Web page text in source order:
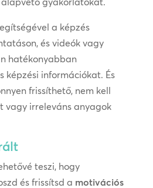
a képzés
és videók vagy
hatékonyabban
képzési információkat. És
frissíthető, nem kell
vagy irreleváns anyagok
teszi, hogy
és frissítsd a motivációs